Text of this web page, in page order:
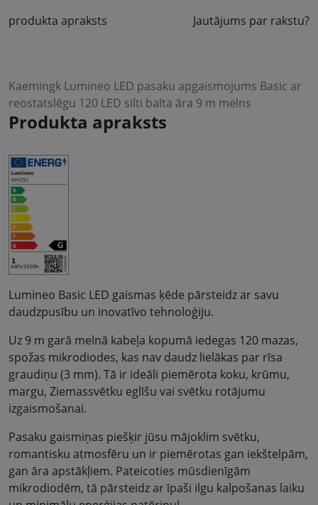
produkta apraksts Jautājums par rakstu?
Kaemingk Lumineo LED pasaku apgaismojums Basic ar
reostatslēgu 120 LED silti balta āra 9 m melns
Produkta apraksts
Lumineo Basic LED gaismas ķēde pārsteidz ar savu
daudzpusību un inovatīvo tehnoloģiju.
Uz 9 m garā melnā kabeļa kopumā iedegas 120 mazas,
spožas mikrodiodes, kas nav daudz lielākas par rīsa
graudiņu (3 mm). Tā ir ideāli piemērota koku, krūmu,
margu, Ziemassvētku eglīšu vai svētku rotājumu
izgaismošanai.
Pasaku gaismiņas piešķir jūsu mājoklim svētku,
romantisku atmosfēru un ir piemērotas gan iekštelpām,
gan āra apstākļiem. Pateicoties mūsdienīgām
mikrodiodēm, tā pārsteidz ar īpaši ilgu kalpošanas laiku